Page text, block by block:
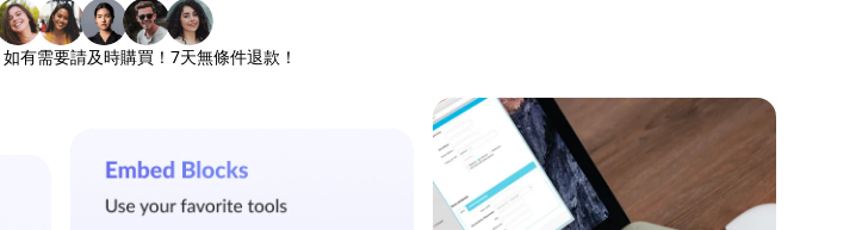
有需要請及時購買！7天無條件退款！